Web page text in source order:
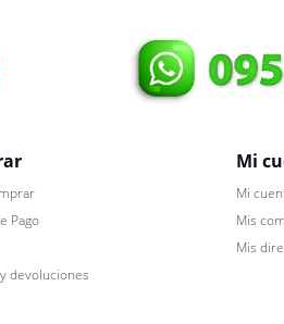
Pago
devoluciones
Mi
Mi
Mis
Mis